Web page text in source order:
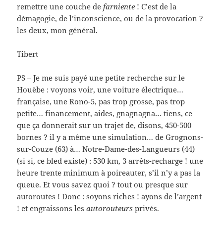
remettre une couche de farniente ! C’est de la
démagogie, de l’inconscience, ou de la provocation ?
les deux, mon général.
Tibert
PS – Je me suis payé une petite recherche sur le
Houèbe : voyons voir, une voiture électrique…
française, une Rono-5, pas trop grosse, pas trop
petite… financement, aides, gnagnagna… tiens, ce
que ça donnerait sur un trajet de, disons, 450-500
bornes ? il y a même une simulation… de Grognons-
sur-Couze (63) à… Notre-Dame-des-Langueurs (44)
(si si, ce bled existe) : 530 km, 3 arrêts-recharge ! une
heure trente minimum à poireauter, s’il n’y a pas la
queue. Et vous savez quoi ? tout ou presque sur
autoroutes ! Donc : soyons riches ! ayons de l’argent
! et engraissons lesautorouteursprivés.